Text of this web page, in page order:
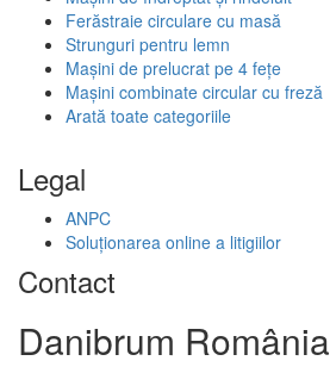
Ferăstraie circulare cu masă
Strunguri pentru lemn
Mașini de prelucrat pe 4 fețe
Mașini combinate circular cu freză
Arată toate categoriile
Legal
ANPC
Soluționarea online a litigiilor
Contact
Danibrum România